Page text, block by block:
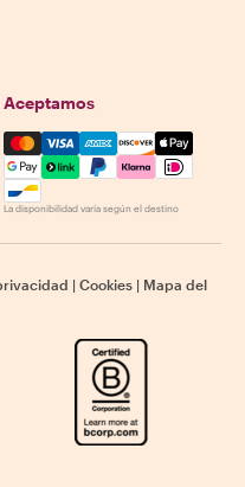
Aceptamos
Mastercard, Visa, Amex,
La disponibilidad varía según el destino
| Cookies | Mapa del